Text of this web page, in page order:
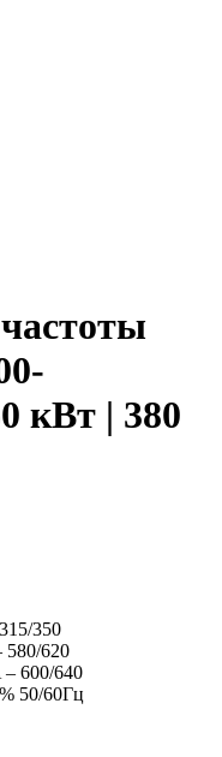
кВт | 380
350
620
600/640
50/60Гц